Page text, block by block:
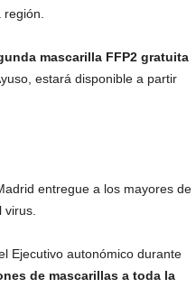
mascarilla FFP2 gratuita
estará disponible a partir
entregue a los mayores de
Ejecutivo autonómico durante
de mascarillas a toda la